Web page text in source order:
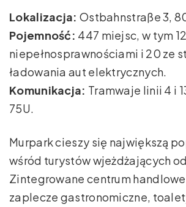
Lokalizacja: Ostbahnstraße 3,
Pojemność: 447 miejsc, w tym
niepełnosprawnościami i 20 ze
ładowania aut elektrycznych.
Komunikacja: Tramwaje linii 4 i
75U.
Murpark cieszy się największą
wśród turystów wjeżdżających
Zintegrowane centrum
zaplecze gastronomiczne,